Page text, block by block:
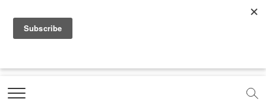
a
e
b
o
t
.
o
e
t
t
Marketing Oops!
DIGITAL | CREATIVE | ADVERTISING | CAMPAIGN |